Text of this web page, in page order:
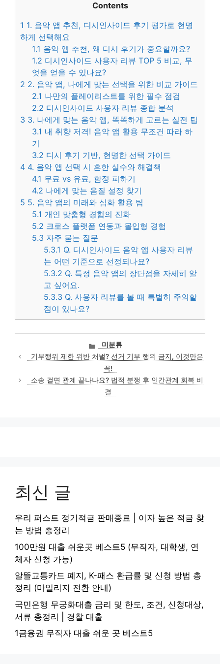
Contents
1 1. 음악 앱 추천, 디시인사이드 후기 평가로 현명
하게 선택해요
1.1 음악 앱 추천, 왜 디시 후기가 중요할까요?
1.2 디시인사이드 사용자 리뷰 TOP 5 비교, 무
엇을 얻을 수 있나요?
2 2. 음악 앱, 나에게 맞는 선택을 위한 비교 가이드
2.1 나만의 플레이리스트를 위한 필수 점검
2.2 디시인사이드 사용자 리뷰 종합 분석
3 3. 나에게 맞는 음악 앱, 똑똑하게 고르는 실전 팁
3.1 내 취향 저격! 음악 앱 활용 무조건 따라 하
기
3.2 디시 후기 기반, 현명한 선택 가이드
4 4. 음악 앱 선택 시 흔한 실수와 해결책
4.1 무료 vs 유료, 함정 피하기
4.2 나에게 맞는 음질 설정 찾기
5 5. 음악 앱의 미래와 심화 활용 팁
5.1 개인 맞춤형 경험의 진화
5.2 크로스 플랫폼 연동과 몰입형 경험
5.3 자주 묻는 질문
5.3.1 Q. 디시인사이드 음악 앱 사용자 리뷰
는 어떤 기준으로 선정되나요?
5.3.2 Q. 특정 음악 앱의 장단점을 자세히 알
고 싶어요.
5.3.3 Q. 사용자 리뷰를 볼 때 특별히 주의할
점이 있나요?
카
테
고
리
미분류
기부행위 제한 위반 처벌? 선거 기부 행위 금지, 이것만은
꼭!
소송 걸면 관계 끝나나요? 법적 분쟁 후 인간관계 회복 비
결
최신 글
우리 퍼스트 정기적금 판매종료 | 이자 높은 적금 찾
는 방법 총정리
100만원 대출 쉬운곳 베스트5 (무직자, 대학생, 연
체자 신청 가능)
알뜰교통카드 폐지, K-패스 환급률 및 신청 방법 총
정리 (마일리지 전환 안내)
국민은행 무궁화대출 금리 및 한도, 조건, 신청대상,
서류 총정리 | 경찰 대출
1금융권 무직자 대출 쉬운 곳 베스트5